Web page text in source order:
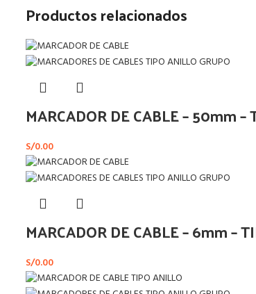
Productos relacionados
MARCADOR DE CABLE – 50mm
S/0.00
MARCADOR DE CABLE – 6mm –
S/0.00